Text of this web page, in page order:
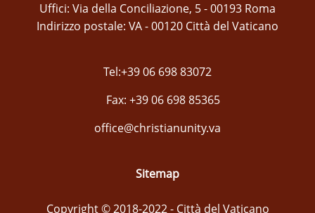
Uffici: Via della Conciliazione, 5 - 00193 Roma
Indirizzo postale: VA - 00120 Città del Vaticano
Tel:+39 06 698 83072
Fax: +39 06 698 85365
office@christianunity.va
Sitemap
Copyright © 2018-2022 - Città del Vaticano